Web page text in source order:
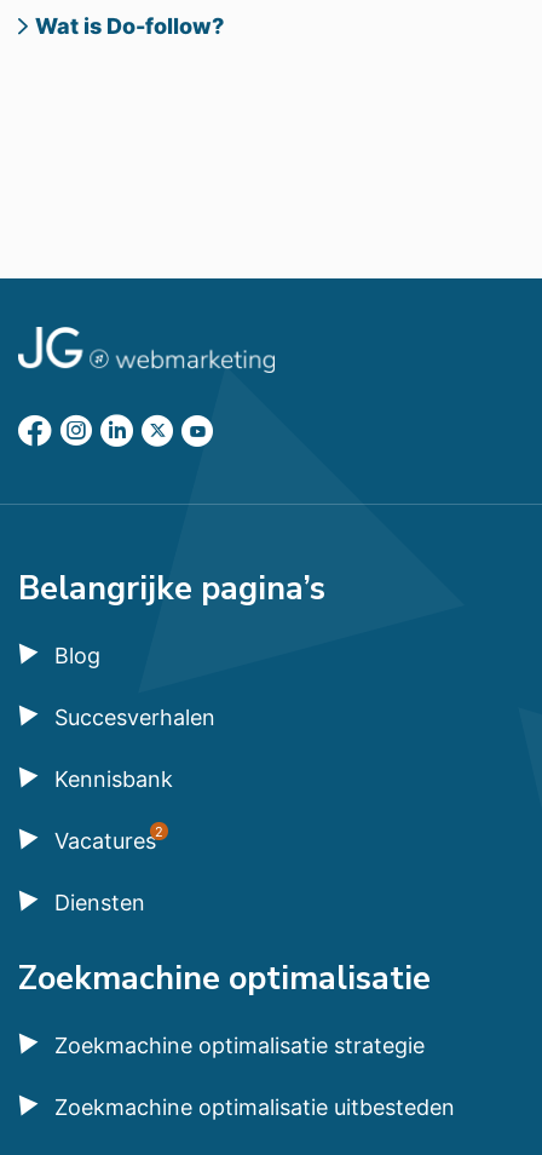
Wat is Do-follow?
Belangrijke pagina’s
Blog
Succesverhalen
Kennisbank
Vacatures2
Diensten
Zoekmachine optimalisatie
Zoekmachine optimalisatie strategie
Zoekmachine optimalisatie uitbesteden